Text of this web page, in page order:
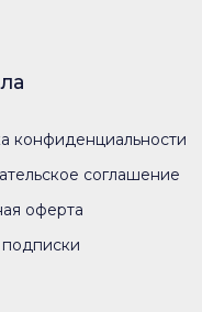
конфиденциальности
соглашение
оферта